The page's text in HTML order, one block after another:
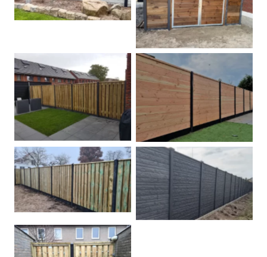
Dubbele poort
Betonpalen schutting Douglas
Hout beton schuttingen Rots motief antraciet